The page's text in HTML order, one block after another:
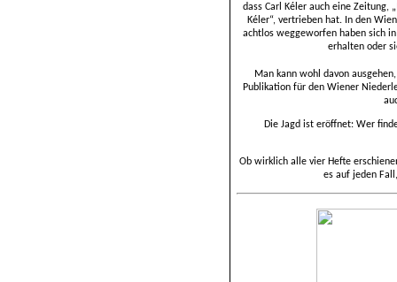
dass Carl Kéler auch eine Zeitung,
Kéler“, vertrieben hat. In den
achtlos weggeworfen haben sich
erhalten oder
Man kann wohl davon
Publikation für den Wiener
Die Jagd ist eröffnet: Wer
Ob wirklich alle vier Hefte
es auf jeden